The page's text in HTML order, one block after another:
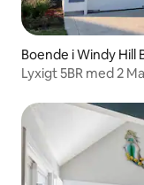
Boende i Windy Hill
Lyxigt 5BR med 2